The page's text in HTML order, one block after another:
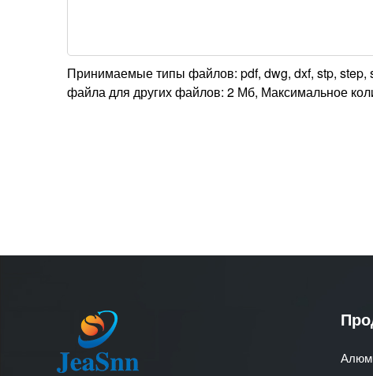
Принимаемые типы файлов: pdf, dwg, dxf, stp,
файла для других файлов: 2 Мб, Максимальное